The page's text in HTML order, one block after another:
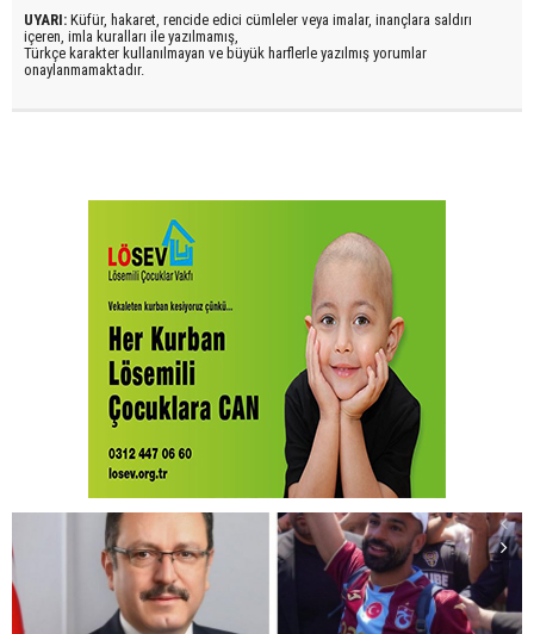
UYARI: Küfür, hakaret, rencide edici cümleler veya imalar, inançlara saldırı
içeren, imla kuralları ile yazılmamış,
Türkçe karakter kullanılmayan ve büyük harflerle yazılmış yorumlar
onaylanmamaktadır.